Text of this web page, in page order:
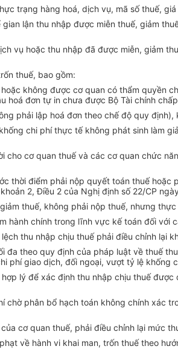
trạng hàng hoá, dịch vụ, mã số thuế,
lận thu nhập được miễn thuế, giảm
vụ hoặc thu nhập đã được miễn, giảm
thuế, bao gồm:
không được cơ quan có thẩm quyền
hoá đơn tự in chưa được Bộ Tài chính
phải lập hoá đơn theo chế độ quy
chi phí thực tế không phát sinh làm
cơ quan thuế và các cơ quan chức
thời điểm phải nộp quyết toán thuế
2, Điều 2 của Nghị định số 22/CP
thuế, không phải nộp thuế, nhưng
chính trong lĩnh vực kế toán đối với
thu nhập chịu thuế phải điều chỉnh lại
theo quy định của pháp luật về thuế
phí giao dịch, đối ngoại, vượt tỷ lệ khống
lý để xác định thu nhập chịu thuế
phân bổ hạch toán không chính xác
cơ quan thuế, phải điều chỉnh lại mức
về hành vi khai man, trốn thuế theo